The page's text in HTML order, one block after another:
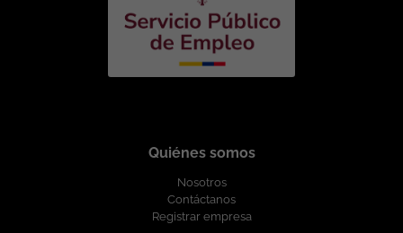
Quiénes somos
Nosotros
Contáctanos
Registrar empresa